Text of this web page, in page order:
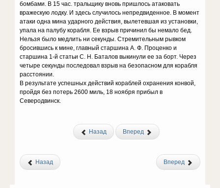
бомбами. В 15 час. тральщику вновь пришлось атаковать
вражескую лодку. И здесь случилось непредвиденное. В момент
атаки одна мина ударного действия, вылетевшая из установки,
упала на палубу корабля. Ее взрыв причинил бы немало бед.
Нельзя было медлить ни секунды. Стремительным рывком
бросившись к мине, главный старшина А. Ф. Проценко и
старшина 1-й статьи С. Н. Баталов выкинули ее за борт. Через
четыре секунды последовал взрыв на безопасном для корабля
расстоянии.
В результате успешных действий кораблей охранения конвой,
пройдя без потерь 2600 миль, 18 ноября прибыл в
Северодвинск.
Назад Вперед
Назад Вперед